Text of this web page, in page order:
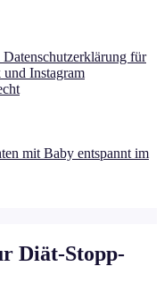
für
Instagram
mit Baby entspannt im
Diät-Stopp-